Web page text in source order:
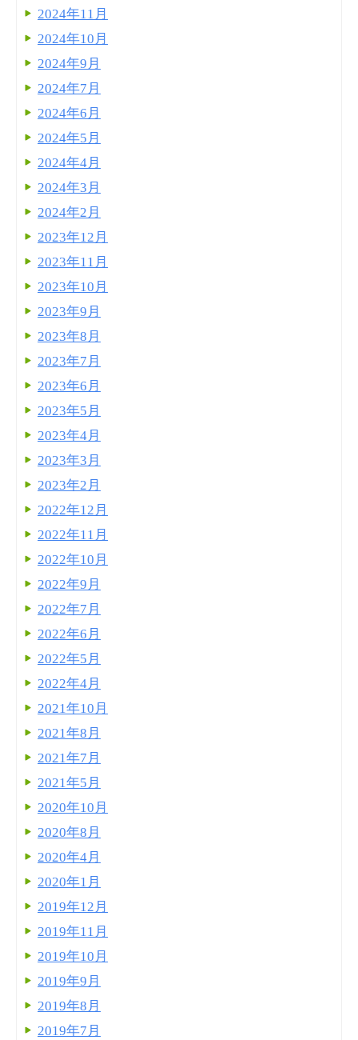
2024年11月
2024年10月
2024年9月
2024年7月
2024年6月
2024年5月
2024年4月
2024年3月
2024年2月
2023年12月
2023年11月
2023年10月
2023年9月
2023年8月
2023年7月
2023年6月
2023年5月
2023年4月
2023年3月
2023年2月
2022年12月
2022年11月
2022年10月
2022年9月
2022年7月
2022年6月
2022年5月
2022年4月
2021年10月
2021年8月
2021年7月
2021年5月
2020年10月
2020年8月
2020年4月
2020年1月
2019年12月
2019年11月
2019年10月
2019年9月
2019年8月
2019年7月